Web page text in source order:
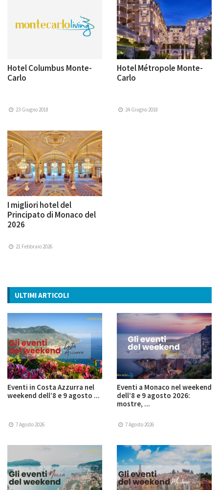
Hotel Columbus Monte-
Carlo
23 Giugno 2018
Hotel Métropole Monte-
Carlo
24 Giugno 2018
I migliori hotel del
Principato di Monaco del
2026
21 Febbraio 2026
ULTIMI ARTICOLI
Eventi in Costa Azzurra nel
weekend dell’8 e 9 agosto ...
7 Agosto 2026
Eventi a Monaco nel weekend
dell’8 e 9 agosto 2026:
mostre, ...
7 Agosto 2026